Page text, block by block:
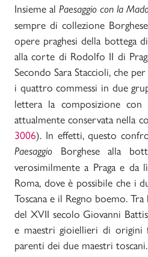
Insieme alPaesaggio con la
sempre di collezione
opere praghesi della bottega
alla corte di Rodolfo II di
Secondo Sara Staccioli, che
i quattro commessi in due
lettera la composizione con
attualmente conservata nella
3006). In effetti, questo
Paesaggio Borghese alla
verosimilmente a Praga e
Roma, dove è possibile che i
Toscana e il Regno boemo.
del XVII secolo Giovanni
e maestri gioiellieri di origini
parenti dei due maestri toscani.